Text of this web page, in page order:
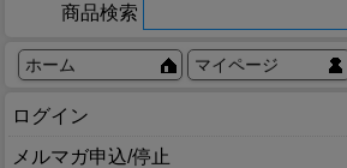
商品検索
ホーム マイページ
ログイン
メルマガ申込/停止